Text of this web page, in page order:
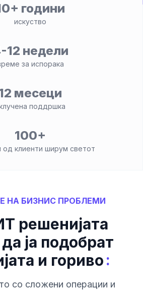
години
искуство
12 недели
за испорака
месеци
поддршка
100+
од клиенти ширум светот
НА БИЗНИС ПРОБЛЕМИ
решенијата
ја подобрат
и гориво:
со сложени операции и